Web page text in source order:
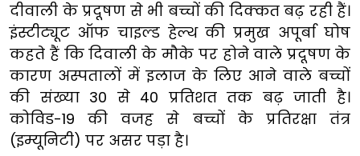
दीवाली के प्रदूषण से भी बच्चों की दिक्कत बढ़ रही हैं।
इंस्टीट्यूट ऑफ चाइल्ड हेल्थ की प्रमुख अपूर्बा घोष
कहते हैं कि दिवाली के मौके पर होने वाले प्रदूषण के
कारण अस्पतालों में इलाज के लिए आने वाले बच्चों
की संख्या 30 से 40 प्रतिशत तक बढ़ जाती है।
कोविड-19 की वजह से बच्चों के प्रतिरक्षा तंत्र
(इम्यूनिटी) पर असर पड़ा है।